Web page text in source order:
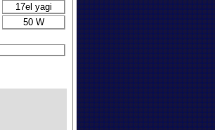
17el yagi
50 W